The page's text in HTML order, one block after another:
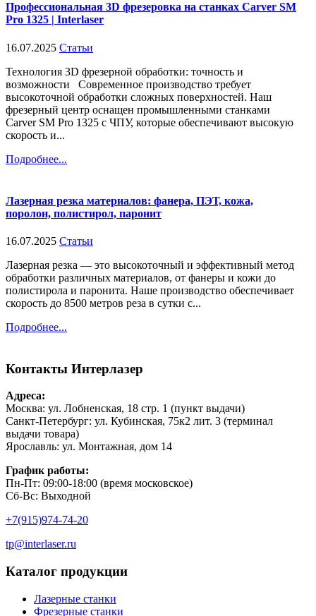
Профессиональная 3D фрезеровка на станках Carver SM
Pro 1325 | Interlaser
16.07.2025 Статьи
Технология 3D фрезерной обработки: точность и
возможности Современное производство требует
высокоточной обработки сложных поверхностей. Наш
фрезерный центр оснащен промышленными станками
Carver SM Pro 1325 с ЧПУ, которые обеспечивают высокую
скорость и...
Подробнее...
Лазерная резка материалов: фанера, ПЭТ, кожа,
поролон, полистирол, паронит
16.07.2025 Статьи
Лазерная резка — это высокоточный и эффективный метод
обработки различных материалов, от фанеры и кожи до
полистирола и паронита. Наше производство обеспечивает
скорость до 8500 метров реза в сутки с...
Подробнее...
Контакты Интерлазер
Адреса:
Москва: ул. Лобненская, 18 стр. 1 (пункт выдачи)
Санкт-Петербург: ул. Кубинская, 75к2 лит. 3 (терминал
выдачи товара)
Ярославль: ул. Монтажная, дом 14
График работы:
Пн-Пт: 09:00-18:00 (время московское)
Сб-Вс: Выходной
+7(915)974-74-20
tp@interlaser.ru
Каталог продукции
Лазерные станки
Фрезерные станки